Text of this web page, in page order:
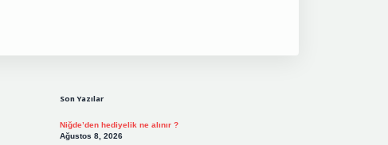
Son Yazılar
Niğde’den hediyelik ne alınır ?
Ağustos 8, 2026